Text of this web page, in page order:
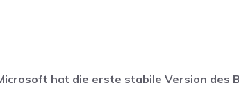
hat die erste stabile Version des